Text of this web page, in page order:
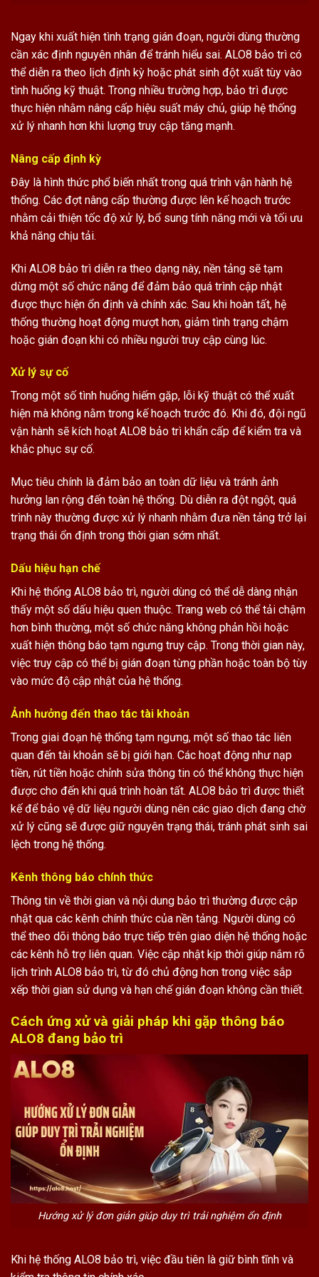
Ngay khi xuất hiện tình trạng gián đoạn, người dùng thường
cần xác định nguyên nhân để tránh hiểu sai. ALO8 bảo trì có
thể diễn ra theo lịch định kỳ hoặc phát sinh đột xuất tùy vào
tình huống kỹ thuật. Trong nhiều trường hợp, bảo trì được
thực hiện nhằm nâng cấp hiệu suất máy chủ, giúp hệ thống
xử lý nhanh hơn khi lượng truy cập tăng mạnh.
Nâng cấp định kỳ
Đây là hình thức phổ biến nhất trong quá trình vận hành hệ
thống. Các đợt nâng cấp thường được lên kế hoạch trước
nhằm cải thiện tốc độ xử lý, bổ sung tính năng mới và tối ưu
khả năng chịu tải.
Khi ALO8 bảo trì diễn ra theo dạng này, nền tảng sẽ tạm
dừng một số chức năng để đảm bảo quá trình cập nhật
được thực hiện ổn định và chính xác. Sau khi hoàn tất, hệ
thống thường hoạt động mượt hơn, giảm tình trạng chậm
hoặc gián đoạn khi có nhiều người truy cập cùng lúc.
Xử lý sự cố
Trong một số tình huống hiếm gặp, lỗi kỹ thuật có thể xuất
hiện mà không nằm trong kế hoạch trước đó. Khi đó, đội ngũ
vận hành sẽ kích hoạt ALO8 bảo trì khẩn cấp để kiểm tra và
khắc phục sự cố.
Mục tiêu chính là đảm bảo an toàn dữ liệu và tránh ảnh
hưởng lan rộng đến toàn hệ thống. Dù diễn ra đột ngột, quá
trình này thường được xử lý nhanh nhằm đưa nền tảng trở lại
trạng thái ổn định trong thời gian sớm nhất.
Dấu hiệu hạn chế
Khi hệ thống ALO8 bảo trì, người dùng có thể dễ dàng nhận
thấy một số dấu hiệu quen thuộc. Trang web có thể tải chậm
hơn bình thường, một số chức năng không phản hồi hoặc
xuất hiện thông báo tạm ngưng truy cập. Trong thời gian này,
việc truy cập có thể bị gián đoạn từng phần hoặc toàn bộ tùy
vào mức độ cập nhật của hệ thống.
Ảnh hưởng đến thao tác tài khoản
Trong giai đoạn hệ thống tạm ngưng, một số thao tác liên
quan đến tài khoản sẽ bị giới hạn. Các hoạt động như nạp
tiền, rút tiền hoặc chỉnh sửa thông tin có thể không thực hiện
được cho đến khi quá trình hoàn tất. ALO8 bảo trì được thiết
kế để bảo vệ dữ liệu người dùng nên các giao dịch đang chờ
xử lý cũng sẽ được giữ nguyên trạng thái, tránh phát sinh sai
lệch trong hệ thống.
Kênh thông báo chính thức
Thông tin về thời gian và nội dung bảo trì thường được cập
nhật qua các kênh chính thức của nền tảng. Người dùng có
thể theo dõi thông báo trực tiếp trên giao diện hệ thống hoặc
các kênh hỗ trợ liên quan. Việc cập nhật kịp thời giúp nắm rõ
lịch trình ALO8 bảo trì, từ đó chủ động hơn trong việc sắp
xếp thời gian sử dụng và hạn chế gián đoạn không cần thiết.
Cách ứng xử và giải pháp khi gặp thông báo
ALO8 đang bảo trì
Hướng xử lý đơn giản giúp duy trì trải nghiệm ổn định
Khi hệ thống ALO8 bảo trì, việc đầu tiên là giữ bình tĩnh và